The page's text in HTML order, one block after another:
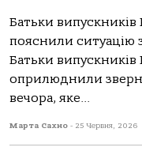
Батьки
пояснили ситуацію
Батьки
оприлюднили
вечора, яке...
Марта Сахно - 25 Червня, 2026